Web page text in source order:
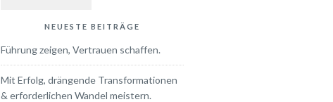
NEUESTE BEITRÄGE
Führung zeigen, Vertrauen schaffen.
Mit Erfolg, drängende Transformationen
& erforderlichen Wandel meistern.